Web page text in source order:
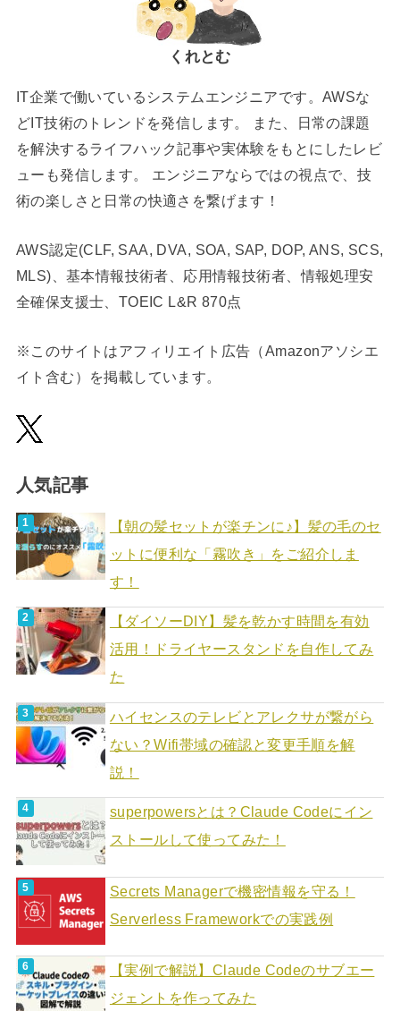
くれとむ
IT企業で働いているシステムエンジニアです。AWSな
どIT技術のトレンドを発信します。 また、日常の課題
を解決するライフハック記事や実体験をもとにしたレビ
ューも発信します。 エンジニアならではの視点で、技
術の楽しさと日常の快適さを繋げます！
AWS認定(CLF, SAA, DVA, SOA, SAP, DOP, ANS, SCS,
MLS)、基本情報技術者、応用情報技術者、情報処理安
全確保支援士、TOEIC L&R 870点
※このサイトはアフィリエイト広告（Amazonアソシエ
イト含む）を掲載しています。
人気記事
【朝の髪セットが楽チンに♪】髪の毛のセ
ットに便利な「霧吹き」をご紹介しま
す！
【ダイソーDIY】髪を乾かす時間を有効
活用！ドライヤースタンドを自作してみ
た
ハイセンスのテレビとアレクサが繋がら
ない？Wifi帯域の確認と変更手順を解
説！
superpowersとは？Claude Codeにイン
ストールして使ってみた！
Secrets Managerで機密情報を守る！
Serverless Frameworkでの実践例
【実例で解説】Claude Codeのサブエー
ジェントを作ってみた